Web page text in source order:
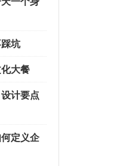
坑
大餐
计要点
定义企